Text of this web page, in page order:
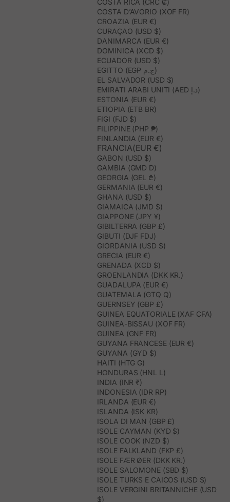
COSTA RICA (CRC ₡)
COSTA D’AVORIO (XOF FR)
CROAZIA (EUR €)
CURAÇAO (USD $)
DANIMARCA (EUR €)
DOMINICA (XCD $)
ECUADOR (USD $)
EGITTO (EGP ج.م)
EL SALVADOR (USD $)
EMIRATI ARABI UNITI (AED د.إ)
ESTONIA (EUR €)
ETIOPIA (ETB BR)
FIGI (FJD $)
FILIPPINE (PHP ₱)
FINLANDIA (EUR €)
FRANCIA(EUR €)
GABON (USD $)
GAMBIA (GMD D)
GEORGIA (GEL ₾)
GERMANIA (EUR €)
GHANA (USD $)
GIAMAICA (JMD $)
GIAPPONE (JPY ¥)
GIBILTERRA (GBP £)
GIBUTI (DJF FDJ)
GIORDANIA (USD $)
GRECIA (EUR €)
GRENADA (XCD $)
GROENLANDIA (DKK KR.)
GUADALUPA (EUR €)
GUATEMALA (GTQ Q)
GUERNSEY (GBP £)
GUINEA EQUATORIALE (XAF CFA)
GUINEA-BISSAU (XOF FR)
GUINEA (GNF FR)
GUYANA FRANCESE (EUR €)
GUYANA (GYD $)
HAITI (HTG G)
HONDURAS (HNL L)
INDIA (INR ₹)
INDONESIA (IDR RP)
IRLANDA (EUR €)
ISLANDA (ISK KR)
ISOLA DI MAN (GBP £)
ISOLE CAYMAN (KYD $)
ISOLE COOK (NZD $)
ISOLE FALKLAND (FKP £)
ISOLE FÆR ØER (DKK KR.)
ISOLE SALOMONE (SBD $)
ISOLE TURKS E CAICOS (USD $)
ISOLE VERGINI BRITANNICHE (USD
$)